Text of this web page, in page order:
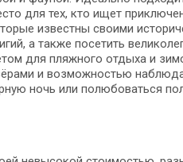
для тех, кто ищет
известны своими
а также посетить
для пляжного отдыха и
и возможностью
ночь или полюбоваться